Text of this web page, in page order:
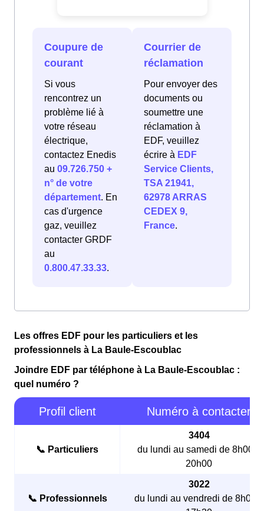
Coupure de
courant
Si vous
rencontrez un
problème lié à
votre réseau
électrique,
contactez Enedis
au 09.726.750 +
n° de votre
département. En
cas d'urgence
gaz, veuillez
contacter GRDF
au
0.800.47.33.33.
Courrier de
réclamation
Pour envoyer des
documents ou
soumettre une
réclamation à
EDF, veuillez
écrire à EDF
Service Clients,
TSA 21941,
62978 ARRAS
CEDEX 9,
France.
Les offres EDF pour les particuliers et les
professionnels à La Baule-Escoublac
Joindre EDF par téléphone à La Baule-Escoublac :
quel numéro ?
Profil client Numéro à contacter
📞 Particuliers
3404
du lundi au samedi de 8h00 à
20h00
📞 Professionnels
3022
du lundi au vendredi de 8h00 à